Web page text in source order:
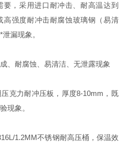
，采用进口耐冲击、耐高温达到
强度耐冲击耐腐蚀玻璃钢（易清
漏现象。
耐腐蚀、易清洁、无泄露现象
力耐冲压板，厚度8-10mm，既
现象。
1.2MM不锈钢耐高压桶，保温效